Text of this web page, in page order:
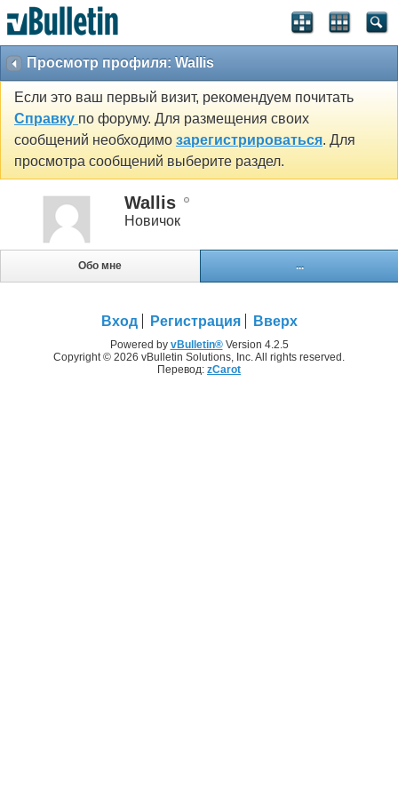
Просмотр профиля: Wallis
Если это ваш первый визит, рекомендуем почитать
Справку по форуму. Для размещения своих
сообщений необходимо зарегистрироваться. Для
просмотра сообщений выберите раздел.
Wallis
Новичок
Обо мне ...
Вход Регистрация Вверх
Powered by vBulletin®Version 4.2.5
Copyright © 2026 vBulletin Solutions, Inc. All rights reserved.
Перевод: zCarot